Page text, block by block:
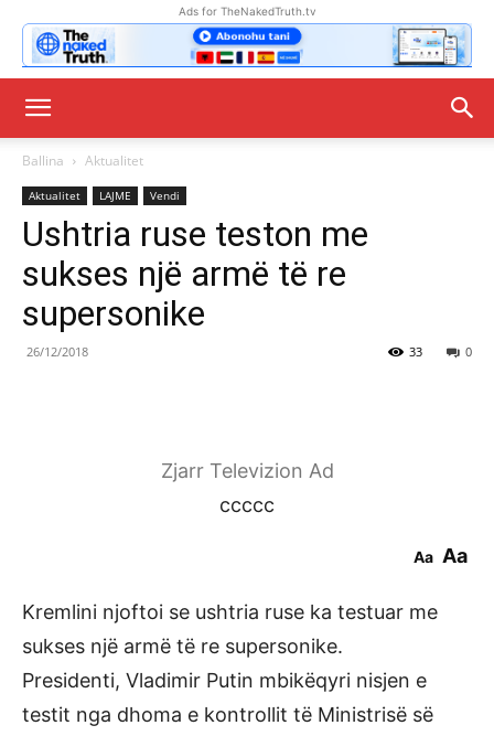
Ads for TheNakedTruth.tv
Ballina Aktualitet
Aktualitet LAJME Vendi
Ushtria ruse teston me
sukses një armë të re
supersonike
26/12/2018 0
33
Zjarr Televizion Ad
ccccc
Aa Aa
Kremlini njoftoi se ushtria ruse ka testuar me
sukses një armë të re supersonike.
Presidenti, Vladimir Putin mbikëqyri nisjen e
testit nga dhoma e kontrollit të Ministrisë së